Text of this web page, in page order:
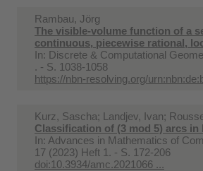
Rambau, Jörg
The visible-volume function of a
continuous, piecewise rational,
In: Discrete & Computational
. - S. 1038-1058
https://nbn-resolving.org/
Kurz, Sascha; Landjev, Ivan;
Classification of (3 mod 5) arcs in
In: Advances in Mathematics of
17 (2023) Heft 1. - S. 172-206
doi:10.3934/amc.2021066 ...